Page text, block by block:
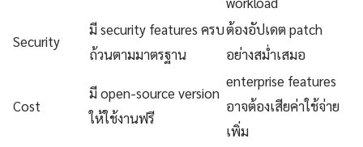
Security
มี security features ครบ
ถ้วนตามมาตรฐาน
ต้องอัปเดต patch
อย่างสม่ำเสมอ
Cost
มี open-source version
ให้ใช้งานฟรี
enterprise features
อาจต้องเสียค่าใช้จ่าย
เพิ่ม